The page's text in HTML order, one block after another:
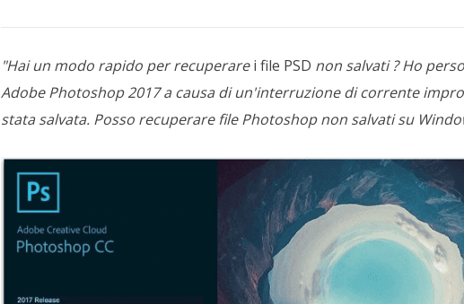
Recupero di Outlook email
MS SQL Recovery
Recupero per MS SQL database
"Hai un modo rapido per recuperarei file PSD non salvati ? Ho
Adobe Photoshop 2017 a causa di un'interruzione di corrente
stata salvata. Posso recuperare file Photoshop non salvati su